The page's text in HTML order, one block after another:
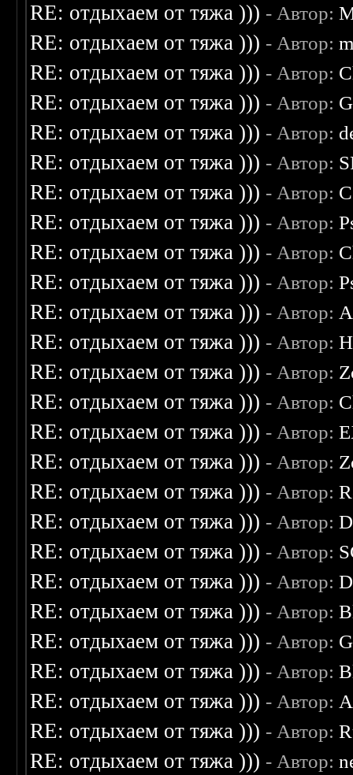
RE: отдыхаем от тяжа ))) - Автор:
RE: отдыхаем от тяжа ))) - Автор:
RE: отдыхаем от тяжа ))) - Автор:
RE: отдыхаем от тяжа ))) - Автор:
RE: отдыхаем от тяжа ))) - Автор:
RE: отдыхаем от тяжа ))) - Автор:
RE: отдыхаем от тяжа ))) - Автор:
RE: отдыхаем от тяжа ))) - Автор:
RE: отдыхаем от тяжа ))) - Автор:
RE: отдыхаем от тяжа ))) - Автор:
RE: отдыхаем от тяжа ))) - Автор:
RE: отдыхаем от тяжа ))) - Автор:
RE: отдыхаем от тяжа ))) - Автор:
RE: отдыхаем от тяжа ))) - Автор:
RE: отдыхаем от тяжа ))) - Автор:
RE: отдыхаем от тяжа ))) - Автор:
RE: отдыхаем от тяжа ))) - Автор:
RE: отдыхаем от тяжа ))) - Автор:
RE: отдыхаем от тяжа ))) - Автор:
RE: отдыхаем от тяжа ))) - Автор:
RE: отдыхаем от тяжа ))) - Автор:
RE: отдыхаем от тяжа ))) - Автор:
RE: отдыхаем от тяжа ))) - Автор:
RE: отдыхаем от тяжа ))) - Автор:
RE: отдыхаем от тяжа ))) - Автор:
RE: отдыхаем от тяжа ))) - Автор: